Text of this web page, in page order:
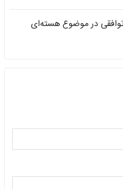
در موضوع هسته‌ای